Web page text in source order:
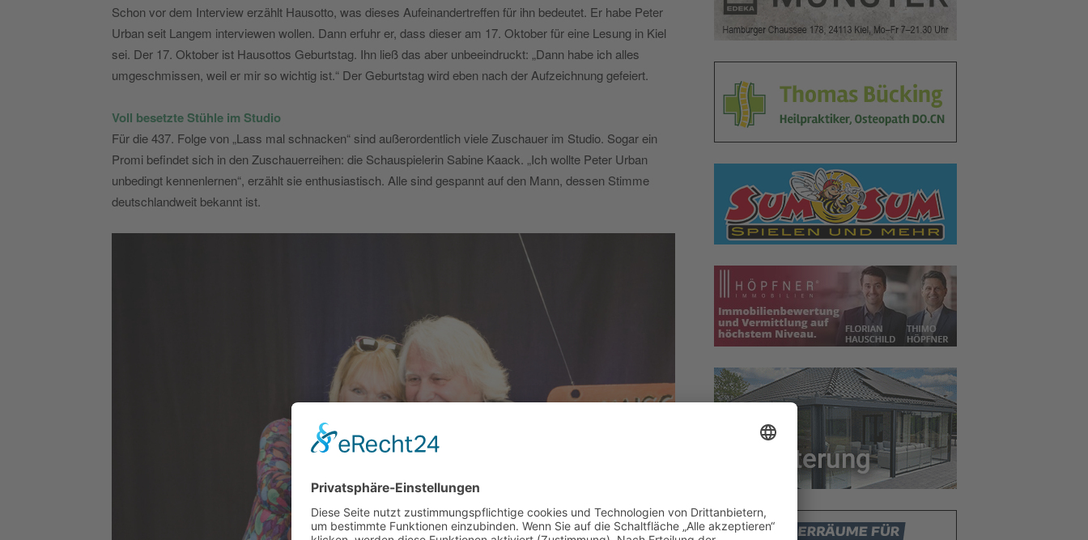
Schon vor dem Interview erzählt Hausotto, was dieses Aufeinandertreffen für ihn bedeutet. Er habe Peter
Urban seit Langem interviewen wollen. Dann erfuhr er, dass dieser am 17. Oktober für eine Lesung in Kiel
sei. Der 17. Oktober ist Hausottos Geburtstag. Ihn ließ das aber unbeeindruckt: „Dann habe ich alles
umgeschmissen, weil er mir so wichtig ist.“ Der Geburtstag wird eben nach der Aufzeichnung gefeiert.
Voll besetzte Stühle im Studio
Für die 437. Folge von „Lass mal schnacken“ sind außerordentlich viele Zuschauer im Studio. Sogar ein
Promi befindet sich in den Zuschauerreihen: die Schauspielerin Sabine Kaack. „Ich wollte Peter Urban
unbedingt kennenlernen“, erzählt sie enthusiastisch. Alle sind gespannt auf den Mann, dessen Stimme
deutschlandweit bekannt ist.